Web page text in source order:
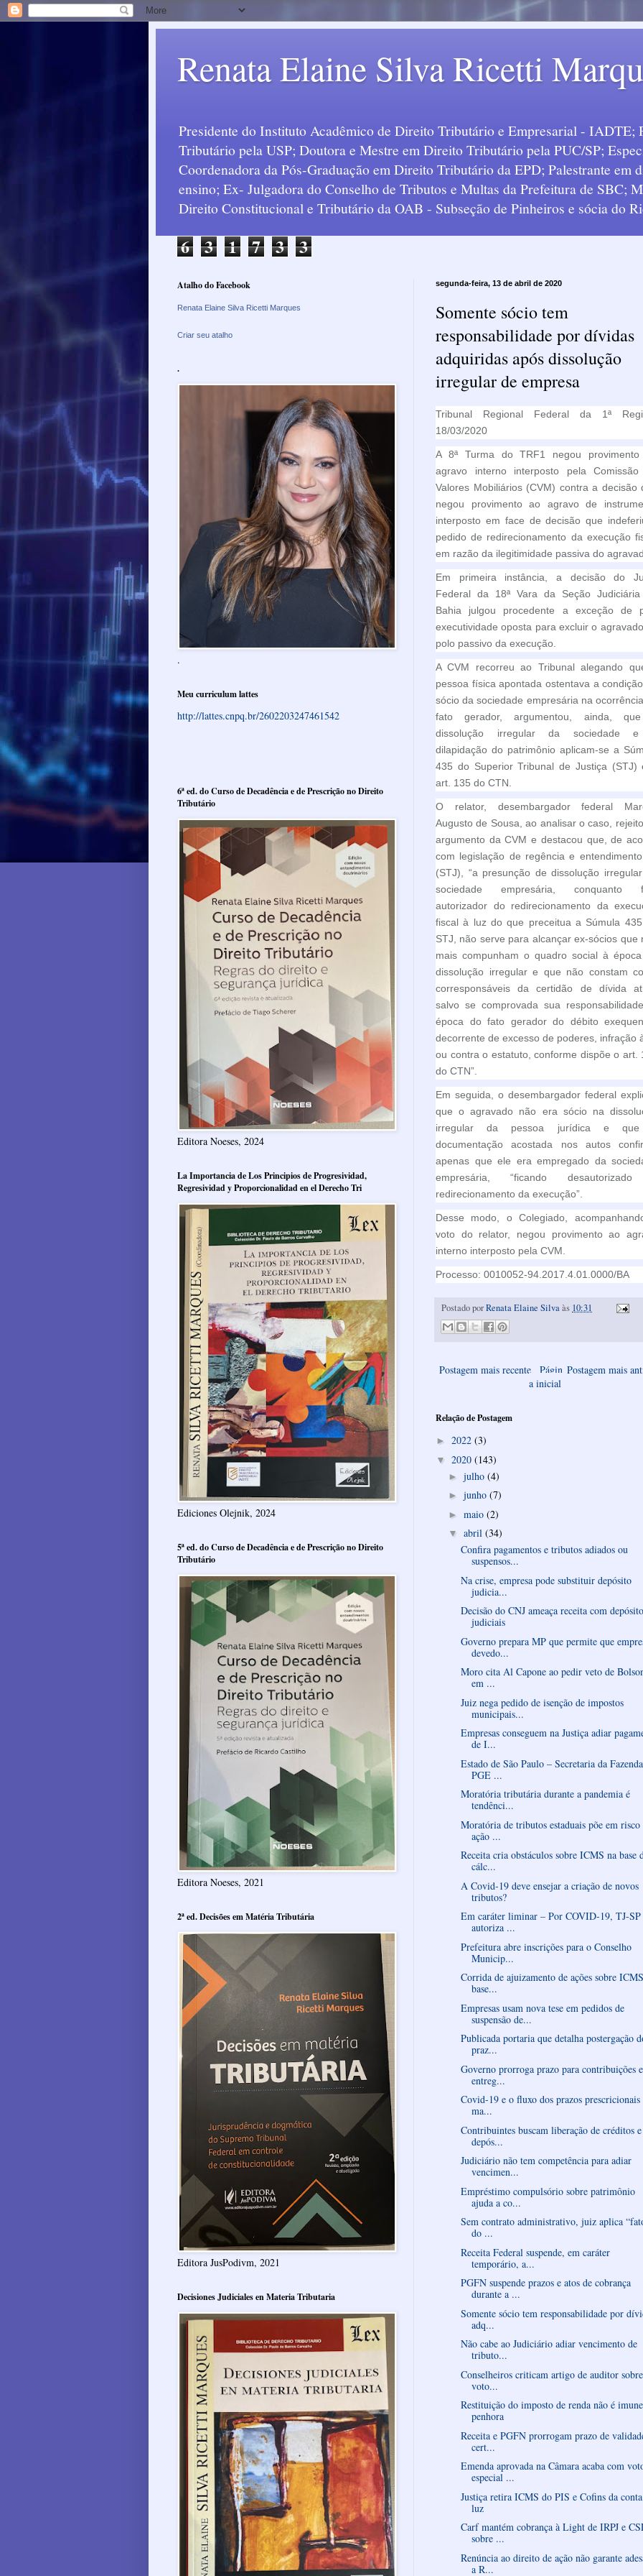
Renata Elaine Silva Ricetti
Presidente do Instituto Acadêmico de Direito Tributário e Empresarial - IADTE;
Tributário pela USP; Doutora e Mestre em Direito Tributário pela PUC/SP;
Coordenadora da Pós-Graduação em Direito Tributário da EPD; Palestrante em
ensino; Ex- Julgadora do Conselho de Tributos e Multas da Prefeitura de SBC;
Direito Constitucional e Tributário da OAB - Subseção de Pinheiros e sócia do
6 3 1 7 3 3
segunda-feira, 13 de abril de 2020
Somente sócio tem
responsabilidade por dívidas
adquiridas após dissolução
irregular de empresa
Tribunal Regional Federal da 1ª
18/03/2020
A 8ª Turma do TRF1 negou
agravo interno interposto pela
Valores Mobiliários (CVM) contra a decisão
negou provimento ao agravo de
interposto em face de decisão que
pedido de redirecionamento da execução
em razão da ilegitimidade passiva do
Em primeira instância, a decisão do
Federal da 18ª Vara da Seção
Bahia julgou procedente a exceção de
executividade oposta para excluir o
polo passivo da execução.
A CVM recorreu ao Tribunal alegando
pessoa física apontada ostentava a
sócio da sociedade empresária na
fato gerador, argumentou, ainda,
dissolução irregular da sociedade
dilapidação do patrimônio aplicam-se a
435 do Superior Tribunal de Justiça (STJ)
art. 135 do CTN.
O relator, desembargador federal
Augusto de Sousa, ao analisar o caso,
argumento da CVM e destacou que, de
com legislação de regência e
(STJ), “a presunção de dissolução
sociedade empresária, conquanto
autorizador do redirecionamento da
fiscal à luz do que preceitua a Súmula
STJ, não serve para alcançar ex-sócios que
mais compunham o quadro social à
dissolução irregular e que não constam
corresponsáveis da certidão de dívida
salvo se comprovada sua
época do fato gerador do débito
decorrente de excesso de poderes, infração
ou contra o estatuto, conforme dispõe o art.
do CTN”.
Em seguida, o desembargador federal
que o agravado não era sócio na
irregular da pessoa jurídica e
documentação acostada nos autos
apenas que ele era empregado da
empresária, “ficando
redirecionamento da execução”.
Desse modo, o Colegiado,
voto do relator, negou provimento ao
interno interposto pela CVM.
Processo: 0010052-94.2017.4.01.0000/BA
Postado porRenata Elaine Silvaàs 10:31
Postagem mais recente Postagem mais
Págin
a inicial
Relação de Postagem
► 2022 (3)
▼ 2020 (143)
► julho (4)
► junho (7)
► maio (2)
▼ abril (34)
Confira pagamentos e tributos adiados ou
suspensos...
Na crise, empresa pode substituir depósito
judicia...
Decisão do CNJ ameaça receita com
judiciais
Governo prepara MP que permite que
devedo...
Moro cita Al Capone ao pedir veto de
em ...
Juiz nega pedido de isenção de impostos
municipais...
Empresas conseguem na Justiça adiar
de I...
Estado de São Paulo – Secretaria da
PGE ...
Moratória tributária durante a pandemia é
tendênci...
Moratória de tributos estaduais põe em risco
ação ...
Receita cria obstáculos sobre ICMS na base
cálc...
A Covid-19 deve ensejar a criação de novos
tributos?
Em caráter liminar – Por COVID-19, TJ-SP
autoriza ...
Prefeitura abre inscrições para o Conselho
Municip...
Corrida de ajuizamento de ações sobre
base...
Empresas usam nova tese em pedidos de
suspensão de...
Publicada portaria que detalha postergação
praz...
Governo prorroga prazo para contribuições e
entreg...
Covid-19 e o fluxo dos prazos prescricionais
ma...
Contribuintes buscam liberação de créditos e
depós...
Judiciário não tem competência para adiar
vencimen...
Empréstimo compulsório sobre patrimônio
ajuda a co...
Sem contrato administrativo, juiz aplica
do ...
Receita Federal suspende, em caráter
temporário, a...
PGFN suspende prazos e atos de cobrança
durante a ...
Somente sócio tem responsabilidade por
adq...
Não cabe ao Judiciário adiar vencimento de
tributo...
Conselheiros criticam artigo de auditor sobre
voto...
Restituição do imposto de renda não é
penhora
Receita e PGFN prorrogam prazo de
cert...
Emenda aprovada na Câmara acaba com
especial ...
Justiça retira ICMS do PIS e Cofins da
luz
Carf mantém cobrança à Light de IRPJ e
sobre ...
Renúncia ao direito de ação não garante
a R...
Atalho do Facebook
Renata Elaine Silva Ricetti Marques
Criar seu atalho
.
.
Meu curriculum lattes
http://lattes.cnpq.br/2602203247461542
6ª ed. do Curso de Decadência e de Prescrição no Direito
Tributário
Editora Noeses, 2024
La Importancia de Los Principios de Progresividad,
Regresividad y Proporcionalidad en el Derecho Tri
Ediciones Olejnik, 2024
5ª ed. do Curso de Decadência e de Prescrição no Direito
Tributário
Editora Noeses, 2021
2ª ed. Decisões em Matéria Tributária
Editora JusPodivm, 2021
Decisiones Judiciales en Materia Tributaria